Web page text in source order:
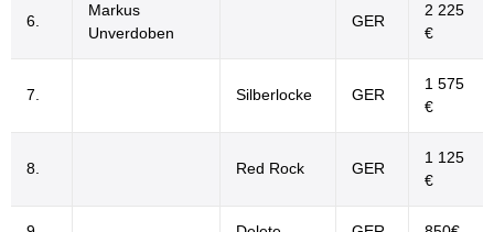
6.
Markus
Unverdoben
GER
2 225
€
7. Silberlocke GER
1 575
€
8. Red Rock GER
1 125
€